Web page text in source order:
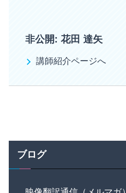
非公開: 花田 達矢
講師紹介ページへ
ブログ